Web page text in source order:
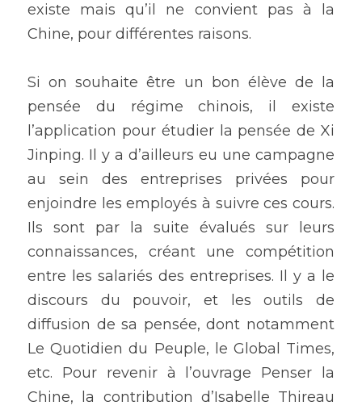
existe mais qu’il ne convient pas à la
Chine, pour différentes raisons.
Si on souhaite être un bon élève de la
pensée du régime chinois, il existe
l’application pour étudier la pensée de Xi
Jinping. Il y a d’ailleurs eu une campagne
au sein des entreprises privées pour
enjoindre les employés à suivre ces cours.
Ils sont par la suite évalués sur leurs
connaissances, créant une compétition
entre les salariés des entreprises. Il y a le
discours du pouvoir, et les outils de
diffusion de sa pensée, dont notamment
Le Quotidien du Peuple, le Global Times,
etc. Pour revenir à l’ouvrage Penser la
Chine, la contribution d’Isabelle Thireau